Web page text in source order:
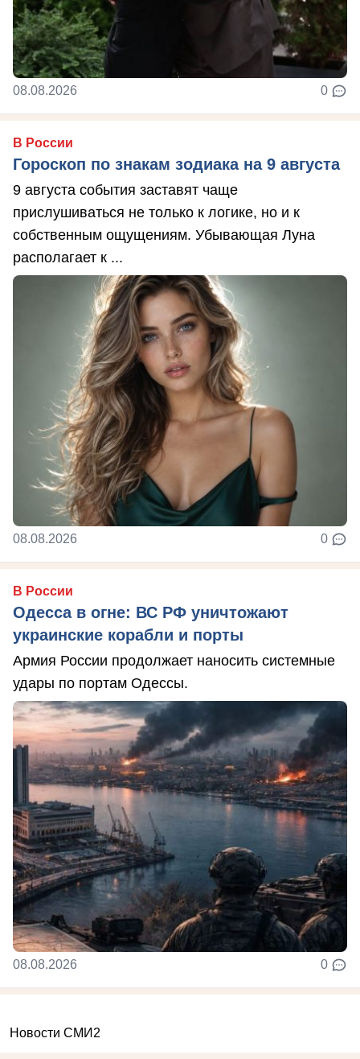
08.08.2026 0
В России
Гороскоп по знакам зодиака на 9 августа
9 августа события заставят чаще
прислушиваться не только к логике, но и к
собственным ощущениям. Убывающая Луна
располагает к ...
08.08.2026 0
В России
Одесса в огне: ВС РФ уничтожают
украинские корабли и порты
Армия России продолжает наносить системные
удары по портам Одессы.
08.08.2026 0
Новости СМИ2